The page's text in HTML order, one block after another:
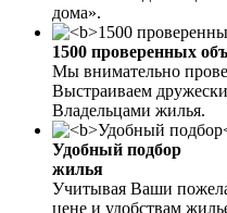
дома».
1500 проверенных
Мы внимательно
Выстраиваем
Владельцами жилья.
Удобный подбор
жилья
Учитывая Ваши
цене и удобствам